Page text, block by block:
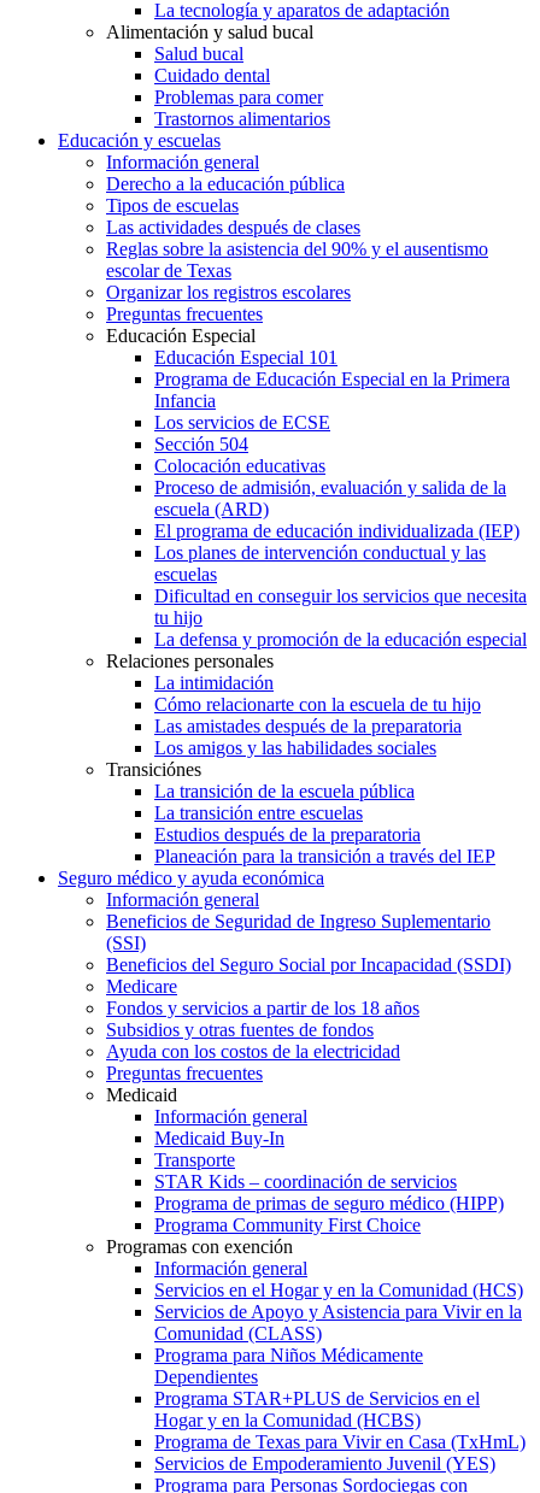
La tecnología y aparatos de adaptación
Alimentación y salud bucal
Salud bucal
Cuidado dental
Problemas para comer
Trastornos alimentarios
Educación y escuelas
Información general
Derecho a la educación pública
Tipos de escuelas
Las actividades después de clases
Reglas sobre la asistencia del 90% y el ausentismo
escolar de Texas
Organizar los registros escolares
Preguntas frecuentes
Educación Especial
Educación Especial 101
Programa de Educación Especial en la Primera
Infancia
Los servicios de ECSE
Sección 504
Colocación educativas
Proceso de admisión, evaluación y salida de la
escuela (ARD)
El programa de educación individualizada (IEP)
Los planes de intervención conductual y las
escuelas
Dificultad en conseguir los servicios que necesita
tu hijo
La defensa y promoción de la educación especial
Relaciones personales
La intimidación
Cómo relacionarte con la escuela de tu hijo
Las amistades después de la preparatoria
Los amigos y las habilidades sociales
Transiciónes
La transición de la escuela pública
La transición entre escuelas
Estudios después de la preparatoria
Planeación para la transición a través del IEP
Seguro médico y ayuda económica
Información general
Beneficios de Seguridad de Ingreso Suplementario
(SSI)
Beneficios del Seguro Social por Incapacidad (SSDI)
Medicare
Fondos y servicios a partir de los 18 años
Subsidios y otras fuentes de fondos
Ayuda con los costos de la electricidad
Preguntas frecuentes
Medicaid
Información general
Medicaid Buy-In
Transporte
STAR Kids – coordinación de servicios
Programa de primas de seguro médico (HIPP)
Programa Community First Choice
Programas con exención
Información general
Servicios en el Hogar y en la Comunidad (HCS)
Servicios de Apoyo y Asistencia para Vivir en la
Comunidad (CLASS)
Programa para Niños Médicamente
Dependientes
Programa STAR+PLUS de Servicios en el
Hogar y en la Comunidad (HCBS)
Programa de Texas para Vivir en Casa (TxHmL)
Servicios de Empoderamiento Juvenil (YES)
Programa para Personas Sordociegas con